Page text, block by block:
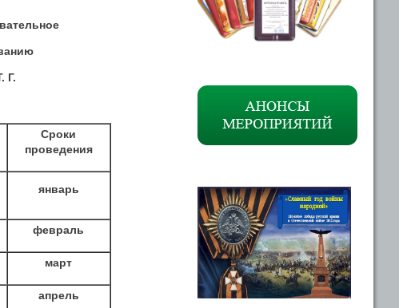
Г.
Сроки
проведения
январь
февраль
март
апрель